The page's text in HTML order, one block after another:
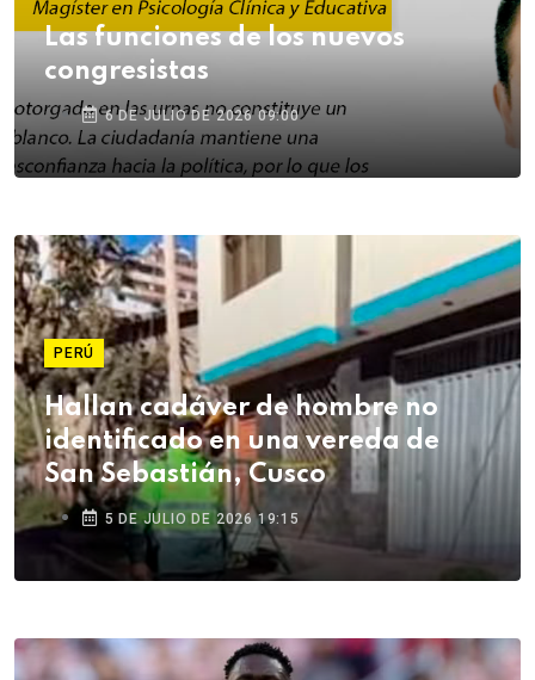
Las funciones de los nuevos
congresistas
6 DE JULIO DE 2026 09:00
PERÚ
Hallan cadáver de hombre no
identificado en una vereda de
San Sebastián, Cusco
5 DE JULIO DE 2026 19:15